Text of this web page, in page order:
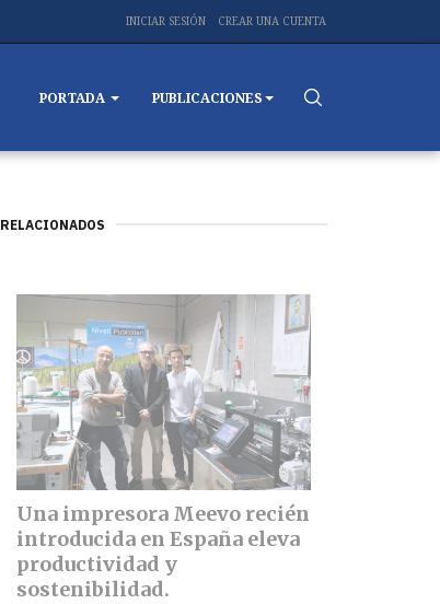
INICIAR SESIÓN CREAR UNA CUENTA
PORTADA PUBLICACIONES
RELACIONADOS
Una impresora Meevo recién
introducida en España eleva
productividad y
sostenibilidad.